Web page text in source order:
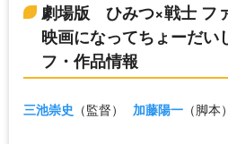
劇場版 ひみつ×戦士 フ
映画になってちょーだい
フ・作品情報
三池崇史 （監督） 加藤陽一 （脚本）